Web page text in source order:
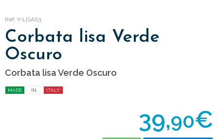
Ref: Y-LISAS3
Corbata lisa Verde
Oscuro
Corbata lisa Verde Oscuro
MADE IN ITALY
39,90€